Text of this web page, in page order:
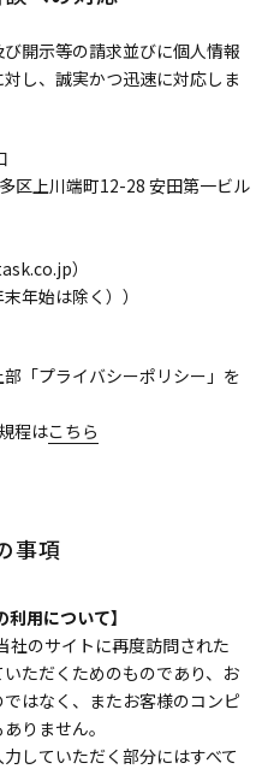
開示等の請求並びに個人情報
し、誠実かつ迅速に対応しま
区上川端町12-28 安田第一ビル
）
年始は除く））
「プライバシーポリシー」を
程はこちら
事項
用について】
のサイトに再度訪問された
ただくためのものであり、お
はなく、またお客様のコンピ
りません。
していただく部分にはすべて